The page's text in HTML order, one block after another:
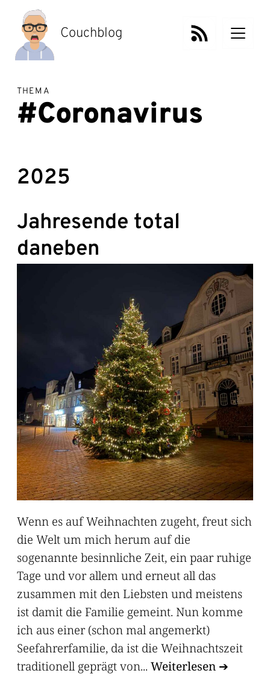
Inhalt
springen
Couchblog
THEMA
#Coronavirus
2025
Jahresende total
daneben
Wenn es auf Weihnachten zugeht, freut sich
die Welt um mich herum auf die
sogenannte besinnliche Zeit, ein paar ruhige
Tage und vor allem und erneut all das
zusammen mit den Liebsten und meistens
ist damit die Familie gemeint. Nun komme
ich aus einer (schon mal angemerkt)
Seefahrerfamilie, da ist die Weihnachtszeit
traditionell geprägt von... Weiterlesen